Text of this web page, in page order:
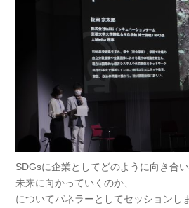
SDGsに企業としてどのように向き合
未来に向かっていくのか、
についてパネラーとしてセッションし